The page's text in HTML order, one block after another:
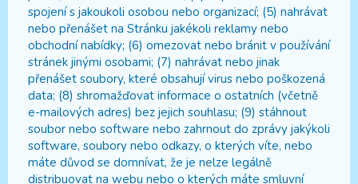
spojení s jakoukoli osobou nebo organizací; (5) nahrávat
nebo přenášet na Stránku jakékoli reklamy nebo
obchodní nabídky; (6) omezovat nebo bránit v používání
stránek jinými osobami; (7) nahrávat nebo jinak
přenášet soubory, které obsahují virus nebo poškozená
data; (8) shromažďovat informace o ostatních (včetně
e-mailových adres) bez jejich souhlasu; (9) stáhnout
soubor nebo software nebo zahrnout do zprávy jakýkoli
software, soubory nebo odkazy, o kterých víte, nebo
máte důvod se domnívat, že je nelze legálně
distribuovat na webu nebo o kterých máte smluvní